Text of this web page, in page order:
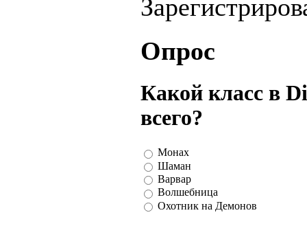
Опрос
Какой класс в
всего?
Монах
Шаман
Варвар
Волшебница
Охотник на Демонов